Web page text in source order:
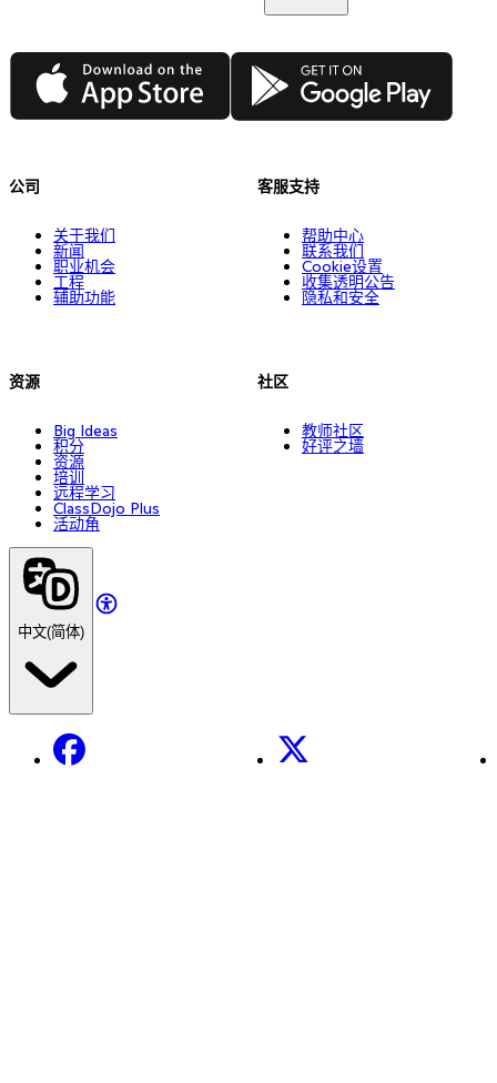
App Store Google Play
公司
关于我们
新闻
职业机会
工程
辅助功能
资源
Big Ideas
积分
资源
培训
远程学习
ClassDojo Plus
活动角
客服支持
帮助中心
联系我们
Cookie设置
收集透明公告
隐私和安全
社区
教师社区
好评之墙
中文(简体)
Facebook X